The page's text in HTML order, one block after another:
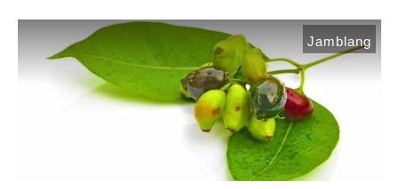
Jamblang